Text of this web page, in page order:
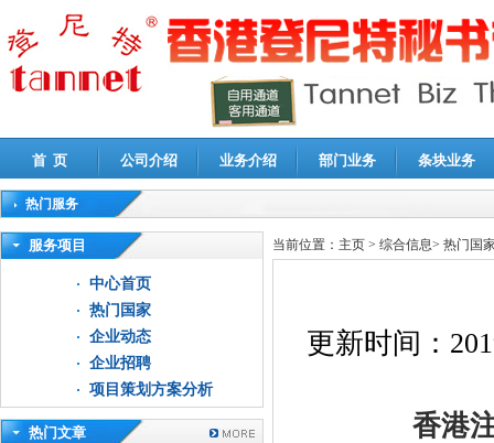
首 页 公司介绍 业务介绍 部门业务 条块业务
热门服务
高新技术企业认定审计|企业所得税汇算清缴申报鉴证
服务项目
中心首页
热门国家
企业动态
企业招聘
项目策划方案分析
热门文章
当前位置： 主页 > 综合信息> 热门国
更新时间：
香港